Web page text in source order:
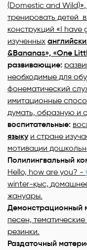
(Domestic and Wild)»
тренировать детей
конструкций «I
изученных
&Bananas», «One
развивающие:
необходимые для
фонематический
имитационные
думать, образную и
воспитательные:
языку и стране
мотивации
Полилингвальный
Hello, how are you? -
winter-қыс,
жануары.
Демонстрационный
песен,
резинки.
Раздаточный